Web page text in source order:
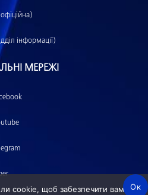
інформації)
МЕРЕЖІ
cookie, щоб забезпечити вам Ок